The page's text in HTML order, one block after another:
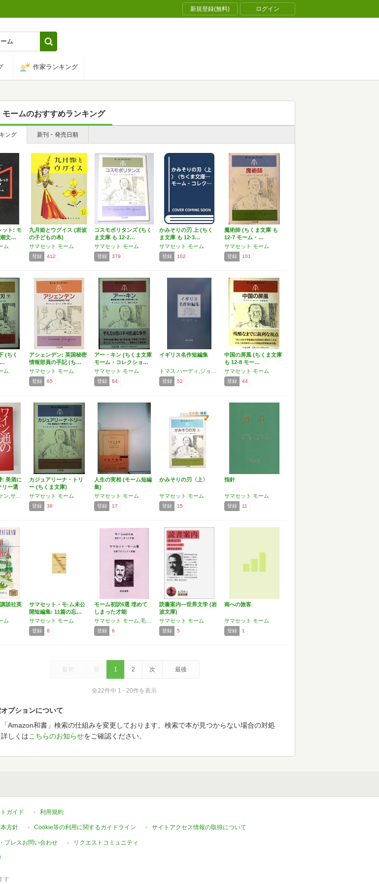
新規登録(無料) ログイン
作家ランキング
モームのおすすめランキング
ング 新刊・発売日順
ット: モ
潮文…
ム
九月姫とウグイス (岩波
の子どもの本)
サマセット モーム
登録 412
コスモポリタンズ (ちく
ま文庫 も 12-2…
サマセット モーム
登録 379
かみそりの刃 上 (ちく
ま文庫 も 12-3…
サマセット モーム
登録 102
魔術師 (ちくま文庫 も
12-7 モーム・…
サマセット モーム
登録 101
(ちく
ム
アシェンデン: 英国秘密
情報部員の手記 (ち…
サマセット モーム
登録 65
アー・キン (ちくま文庫
モーム・コレクショ…
サマセット モーム
登録 64
イギリス名作短編集
登録 52
中国の屏風 (ちくま文庫
も 12-8 モー…
サマセット モーム
登録 44
: 美酒に
リー選
カジュアリーナ・トリ
ー (ちくま文庫)
サマセット モーム
登録 38
人生の実相 (モーム短編
集)
サマセット モーム
登録 17
かみそりの刃〈上〉
サマセット モーム
登録 15
指針
サマセット モーム
登録 11
談社英
ム
サマセット・モ-ム未公
開短編集: 11篇の忘…
サマセット モーム
登録 8
モーム初訳6選 埋めて
しまった才能
登録 6
読書案内―世界文学 (岩
波文庫)
サマセット モーム
登録 5
南への旅客
サマセット モーム
登録 1
最初 前 1 2 次 最後
全22件中 1 - 20件を表示
プションについて
Amazon和書」検索の仕組みを変更しております。検索で本が見つからない場合の対処
しくはこちらのお知らせをご確認ください。
ガイド 利用規約
方針 Cookie等の利用に関するガイドライン サイトアクセス情報の取得について
プレスお問い合わせ リクエストコミュニティ
す